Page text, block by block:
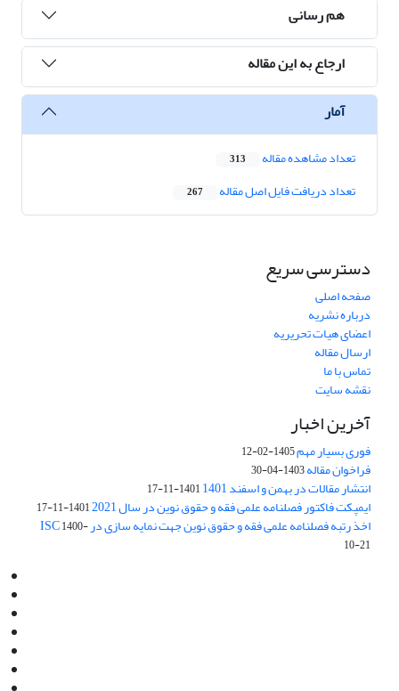
هم رسانی
ارجاع به این مقاله
آمار
تعداد مشاهده مقاله 313
تعداد دریافت فایل اصل مقاله 267
دسترسی سریع
صفحه اصلی
درباره نشریه
اعضای هیات تحریریه
ارسال مقاله
تماس با ما
نقشه سایت
آخرین اخبار
فوری بسیار مهم1405-02-12
فراخوان مقاله1403-04-30
انتشار مقالات در بهمن و اسفند 1401 1401-11-17
ایمپکت فاکتور فصلنامه علمی فقه و حقوق نوین در سال 2021 1401-11-17
اخذ رتبه فصلنامه علمی فقه و حقوق نوین جهت نمایه سازی در ISC1400-
10-21